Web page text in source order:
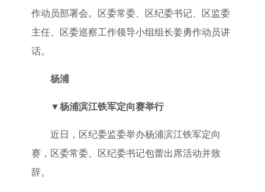
作动员部署会。区委常委、区纪委书记、区监委
主任、区委巡察工作领导小组组长姜勇作动员讲
话。
杨浦
▼杨浦滨江铁军定向赛举行
近日，区纪委监委举办杨浦滨江铁军定向
赛，区委常委、区纪委书记包蕾出席活动并致
辞。